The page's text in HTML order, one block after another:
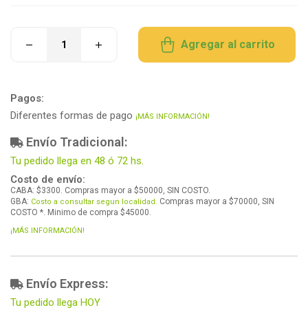
Agregar al carrito
Pagos:
Diferentes formas de pago ¡MÁS INFORMACIÓN!
Envío Tradicional:
Tu pedido llega en 48 ó 72 hs.
Costo de envío:
CABA: $3300. Compras mayor a $50000, SIN COSTO.
GBA: Costo a consultar segun localidad. Compras mayor a $70000, SIN
COSTO *. Minimo de compra $45000.
¡MÁS INFORMACIÓN!
Envío Express:
Tu pedido llega HOY